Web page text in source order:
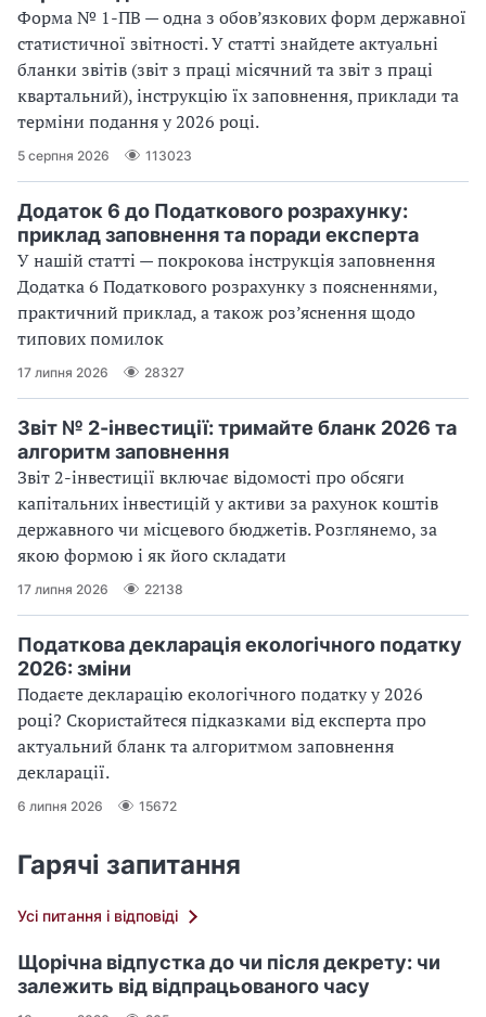
Форма № 1-ПВ — одна з обов’язкових форм державної
статистичної звітності. У статті знайдете актуальні
бланки звітів (звіт з праці місячний та звіт з праці
квартальний), інструкцію їх заповнення, приклади та
терміни подання у 2026 році.
5 серпня 2026 113023
Додаток 6 до Податкового розрахунку:
приклад заповнення та поради експерта
У нашій статті — покрокова інструкція заповнення
Додатка 6 Податкового розрахунку з поясненнями,
практичний приклад, а також роз’яснення щодо
типових помилок
17 липня 2026 28327
Звіт № 2-інвестиції: тримайте бланк 2026 та
алгоритм заповнення
Звіт 2-інвестиції включає відомості про обсяги
капітальних інвестицій у активи за рахунок коштів
державного чи місцевого бюджетів. Розглянемо, за
якою формою і як його складати
17 липня 2026 22138
Податкова декларація екологічного податку
2026: зміни
Подаєте декларацію екологічного податку у 2026
році? Скористайтеся підказками від експерта про
актуальний бланк та алгоритмом заповнення
декларації.
6 липня 2026 15672
Гарячі запитання
Усі питання і відповіді
Щорічна відпустка до чи після декрету: чи
залежить від відпрацьованого часу